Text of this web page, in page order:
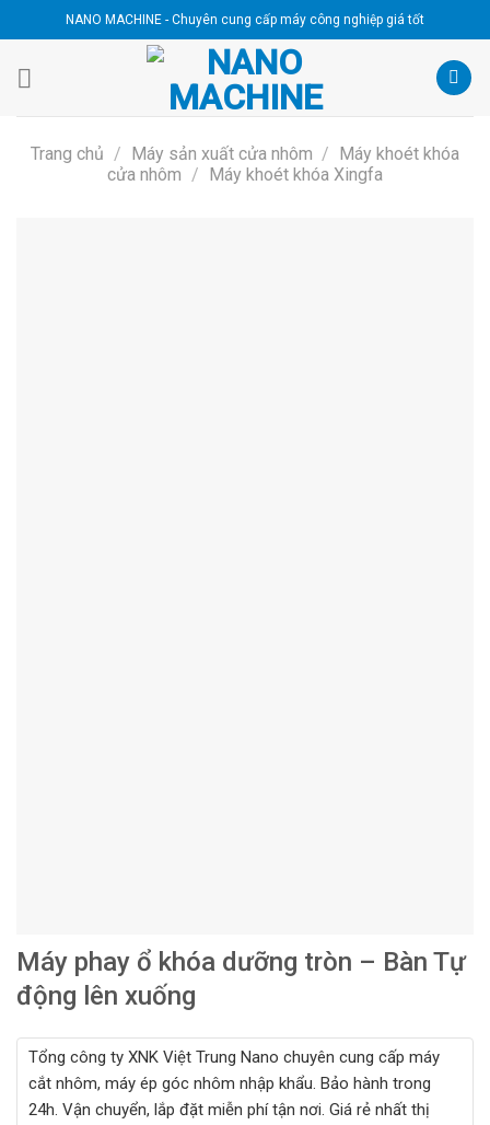
to
content
NANO MACHINE - Chuyên cung cấp máy công nghiệp giá tốt
Trang chủ / Máy sản xuất cửa nhôm / Máy khoét khóa
cửa nhôm / Máy khoét khóa Xingfa
Máy phay ổ khóa dưỡng tròn – Bàn Tự
động lên xuống
Tổng công ty XNK Việt Trung Nano chuyên cung cấp máy
cắt nhôm, máy ép góc nhôm nhập khẩu. Bảo hành trong
24h. Vận chuyển, lắp đặt miễn phí tận nơi. Giá rẻ nhất thị